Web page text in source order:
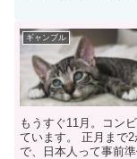
ギャンブル
もうすぐ11月。コン
ています。 正月まで
で、日本人って事前